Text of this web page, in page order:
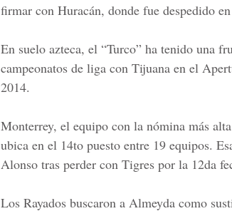
firmar con Huracán, donde fue despedido
En suelo azteca, el “Turco” ha tenido una
campeonatos de liga con Tijuana en el
2014.
Monterrey, el equipo con la nómina más
ubica en el 14to puesto entre 19 equipos.
Alonso tras perder con Tigres por la 12da
Los Rayados buscaron a Almeyda como